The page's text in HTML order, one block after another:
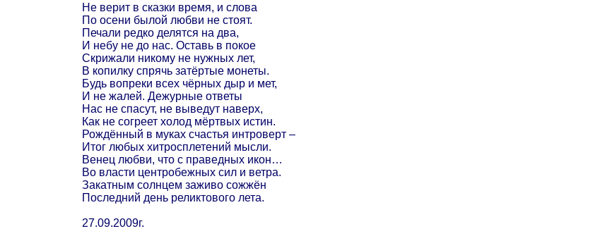
Не верит в сказки время, и слова
По осени былой любви не стоят.
Печали редко делятся на два,
И небу не до нас. Оставь в покое
Скрижали никому не нужных лет,
В копилку спрячь затёртые монеты.
Будь вопреки всех чёрных дыр и мет,
И не жалей. Дежурные ответы
Нас не спасут, не выведут наверх,
Как не согреет холод мёртвых истин.
Рождённый в муках счастья интроверт –
Итог любых хитросплетений мысли.
Венец любви, что с праведных икон…
Во власти центробежных сил и ветра.
Закатным солнцем заживо сожжён
Последний день реликтового лета.
27.09.2009г.